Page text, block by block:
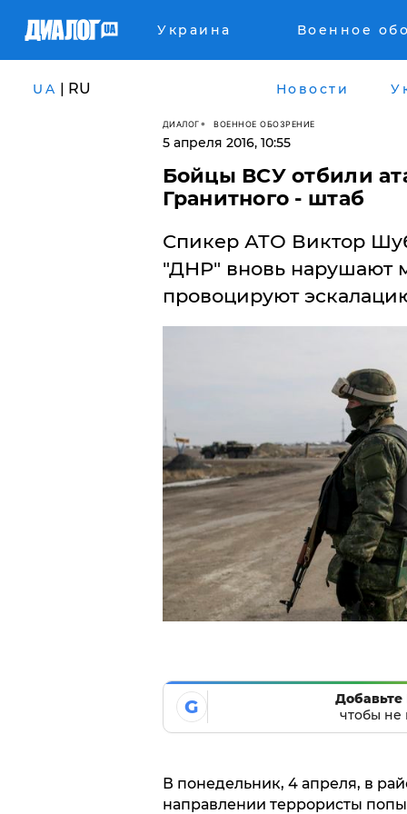
Украина Военное
UA | RU Новости
ДИАЛОГ ВОЕННОЕ ОБОЗРЕНИЕ
5 апреля 2016, 10:55
Бойцы ВСУ отбили
Гранитного - штаб
Спикер АТО Виктор
"ДНР" вновь нарушают
провоцируют
G
Добавьте
чтобы не
В понедельник, 4 апреля, в
направлении террористы